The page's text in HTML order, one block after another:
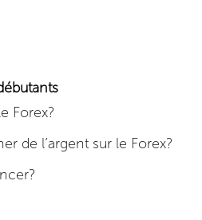
Forex?
de l’argent sur le Forex?